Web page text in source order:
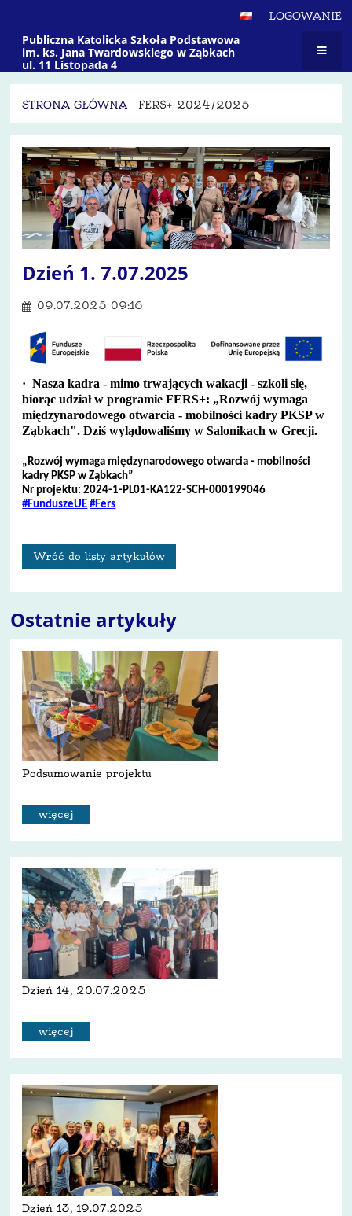
LOGOWANIE
Publiczna Katolicka Szkoła Podstawowa
im. ks. Jana Twardowskiego w Ząbkach
ul. 11 Listopada 4
STRONA GŁÓWNA FERS+ 2024/2025
Fers+
2024/2025
Dzień 1. 7.07.2025
09.07.2025 09:16
· Nasza kadra - mimo trwających wakacji - szkoli się,
biorąc udział w programie FERS+: „Rozwój wymaga
międzynarodowego otwarcia - mobilności kadry PKSP w
Ząbkach". Dziś wylądowaliśmy w Salonikach w Grecji.
„Rozwój wymaga międzynarodowego otwarcia - mobilności
kadry PKSP w Ząbkach”
Nr projektu: 2024-1-PL01-KA122-SCH-000199046
#FunduszeUE #Fers
Wróć do listy artykułów
Ostatnie artykuły
Podsumowanie projektu
więcej
Dzień 14, 20.07.2025
więcej
Dzień 13, 19.07.2025